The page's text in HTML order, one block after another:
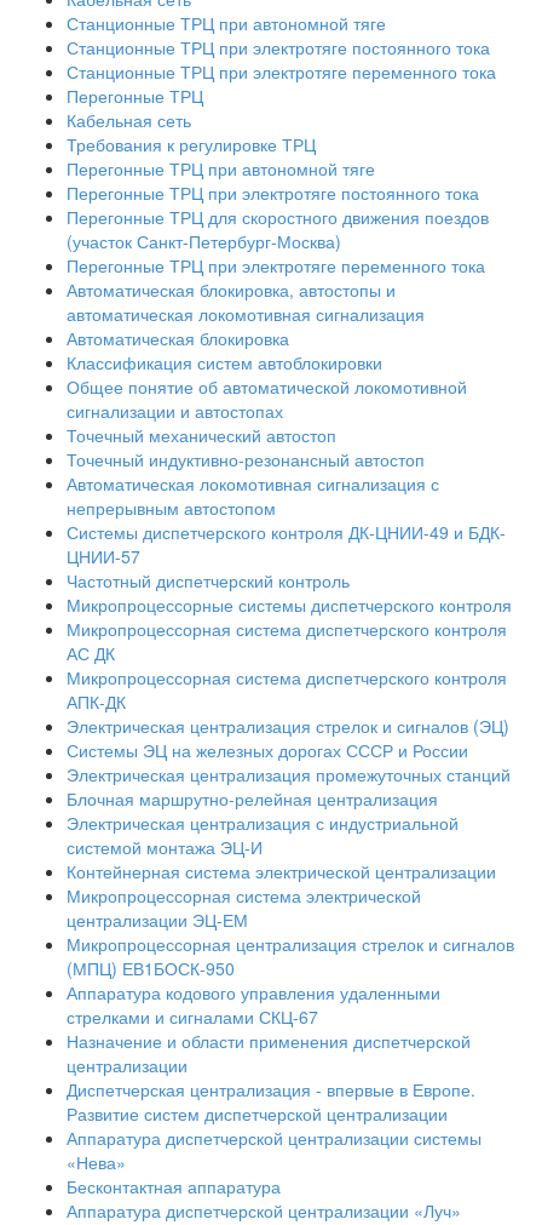
Станционные ТРЦ при автономной тяге
Станционные ТРЦ при электротяге постоянного тока
Станционные ТРЦ при электротяге переменного тока
Перегонные ТРЦ
Кабельная сеть
Требования к регулировке ТРЦ
Перегонные ТРЦ при автономной тяге
Перегонные ТРЦ при электротяге постоянного тока
Перегонные ТРЦ для скоростного движения поездов
(участок Санкт-Петербург-Москва)
Перегонные ТРЦ при электротяге переменного тока
Автоматическая блокировка, автостопы и
автоматическая локомотивная сигнализация
Автоматическая блокировка
Классификация систем автоблокировки
Общее понятие об автоматической локомотивной
сигнализации и автостопах
Точечный механический автостоп
Точечный индуктивно-резонансный автостоп
Автоматическая локомотивная сигнализация с
непрерывным автостопом
Системы диспетчерского контроля ДК-ЦНИИ-49 и БДК-
ЦНИИ-57
Частотный диспетчерский контроль
Микропроцессорные системы диспетчерского контроля
Микропроцессорная система диспетчерского контроля
АС ДК
Микропроцессорная система диспетчерского контроля
АПК-ДК
Электрическая централизация стрелок и сигналов (ЭЦ)
Системы ЭЦ на железных дорогах СССР и России
Электрическая централизация промежуточных станций
Блочная маршрутно-релейная централизация
Электрическая централизация с индустриальной
системой монтажа ЭЦ-И
Контейнерная система электрической централизации
Микропроцессорная система электрической
централизации ЭЦ-ЕМ
Микропроцессорная централизация стрелок и сигналов
(МПЦ) ЕВ1БОСК-950
Аппаратура кодового управления удаленными
стрелками и сигналами СКЦ-67
Назначение и области применения диспетчерской
централизации
Диспетчерская централизация - впервые в Европе.
Развитие систем диспетчерской централизации
Аппаратура диспетчерской централизации системы
«Нева»
Бесконтактная аппаратура
Аппаратура диспетчерской централизации «Луч»